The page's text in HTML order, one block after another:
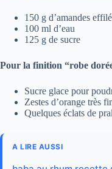
150 g d’amandes
100 ml d’eau
125 g de sucre
Pour la finition “robe
Sucre glace pour
Zestes d’orange très
Quelques éclats de
A LIRE AUSSI